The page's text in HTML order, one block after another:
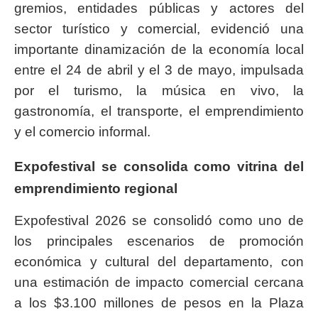
gremios, entidades públicas y actores del
sector turístico y comercial, evidenció una
importante dinamización de la economía local
entre el 24 de abril y el 3 de mayo, impulsada
por el turismo, la música en vivo, la
gastronomía, el transporte, el emprendimiento
y el comercio informal.
Expofestival se consolida como vitrina del
emprendimiento regional
Expofestival 2026 se consolidó como uno de
los principales escenarios de promoción
económica y cultural del departamento, con
una estimación de impacto comercial cercana
a los $3.100 millones de pesos en la Plaza